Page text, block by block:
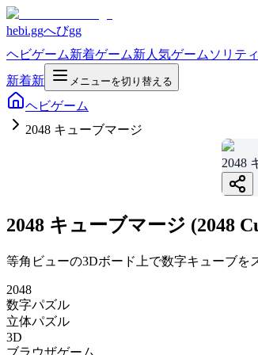
hebi.ggへびgg
ヘビゲーム新着ゲーム新人気ゲーム ソリテ
新着新 メニューを切り替える
ヘビゲーム
2048 キューブマージ
2048
2048 キューブマージ (2048
等角ビューの3Dボード上で数字キューブを
2048
数字パズル
立体パズル
3D
ブラウザゲーム